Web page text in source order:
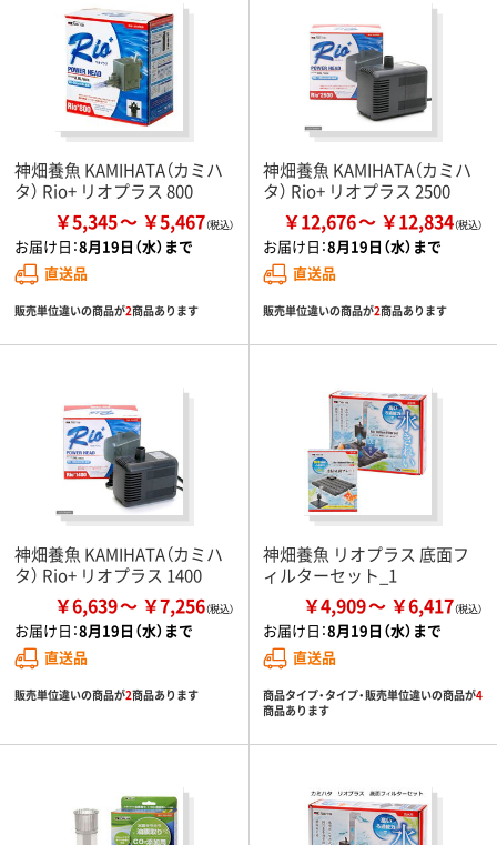
神畑養魚 KAMIHATA（カミハ
タ） Rio+ リオプラス 800
￥5,345 ￥5,467
お届け日：8月19日（水）まで
直送品
販売単位違いの商品が2商品あります
神畑養魚 KAMIHATA（カミハ
タ） Rio+ リオプラス 2500
￥12,676 ￥12,834
お届け日：8月19日（水）まで
直送品
販売単位違いの商品が2商品あります
神畑養魚 KAMIHATA（カミハ
タ） Rio+ リオプラス 1400
￥6,639 ￥7,256
お届け日：8月19日（水）まで
直送品
販売単位違いの商品が2商品あります
神畑養魚 リオプラス 底面フ
ィルターセット_1
￥4,909 ￥6,417
お届け日：8月19日（水）まで
直送品
商品タイプ・タイプ・販売単位違いの商品が4
商品あります